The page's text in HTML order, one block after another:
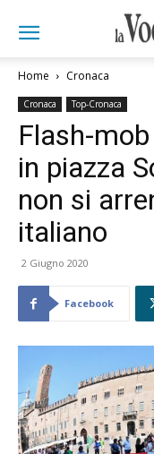
Home Cronaca
Cronaca Top-Cronaca
Flash-
in piazza
non si
italiano
2 Giugno 2020
Facebook